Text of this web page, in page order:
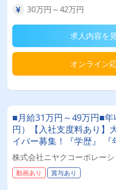
30万円～42万円
求人内容を
オンライン
■月給31万円～49万円■
円）【入社支度料あり】
イバー募集！『学歴』 『
問◎男女問わず活躍でき
株式会社ニヤクコーポレー
動画あり 賞与あり